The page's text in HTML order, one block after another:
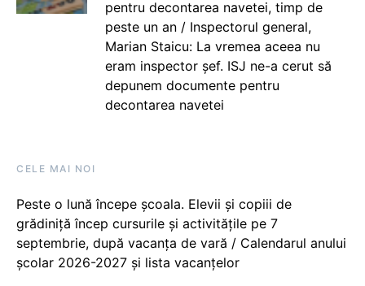
pentru decontarea navetei, timp de
peste un an / Inspectorul general,
Marian Staicu: La vremea aceea nu
eram inspector șef. ISJ ne-a cerut să
depunem documente pentru
decontarea navetei
CELE MAI NOI
Peste o lună începe școala. Elevii și copiii de
grădiniță încep cursurile și activitățile pe 7
septembrie, după vacanța de vară / Calendarul anului
școlar 2026-2027 și lista vacanțelor